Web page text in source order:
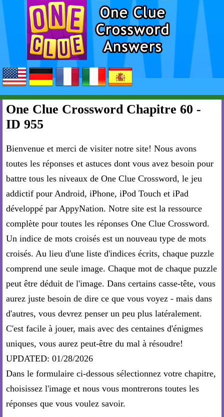
One Clue Crossword Chapitre 60 -
ID 955
Bienvenue et merci de visiter notre site! Nous avons
toutes les réponses et astuces dont vous avez besoin pour
battre tous les niveaux de One Clue Crossword, le jeu
addictif pour Android, iPhone, iPod Touch et iPad
développé par AppyNation. Notre site est la ressource
complète pour toutes les réponses One Clue Crossword.
Un indice de mots croisés est un nouveau type de mots
croisés. Au lieu d'une liste d'indices écrits, chaque puzzle
comprend une seule image. Chaque mot de chaque puzzle
peut être déduit de l'image. Dans certains casse-tête, vous
aurez juste besoin de dire ce que vous voyez - mais dans
d'autres, vous devrez penser un peu plus latéralement.
C'est facile à jouer, mais avec des centaines d'énigmes
uniques, vous aurez peut-être du mal à résoudre!
UPDATED: 01/28/2026
Dans le formulaire ci-dessous sélectionnez votre chapitre,
choisissez l'image et nous vous montrerons toutes les
réponses que vous voulez savoir.